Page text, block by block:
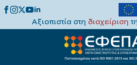
Αξιοπιστία στη διαχείριση